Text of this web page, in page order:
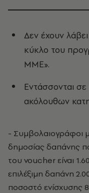
Δεν έχουν
κύκλο του
ΜΜΕ».
Εντάσσονται
ακόλουθων
- Συμβολαιογράφοι
δημοσίας δαπάνης
του voucher είναι
επιλέξιμη δαπάνη
ποσοστό ενίσχυσης